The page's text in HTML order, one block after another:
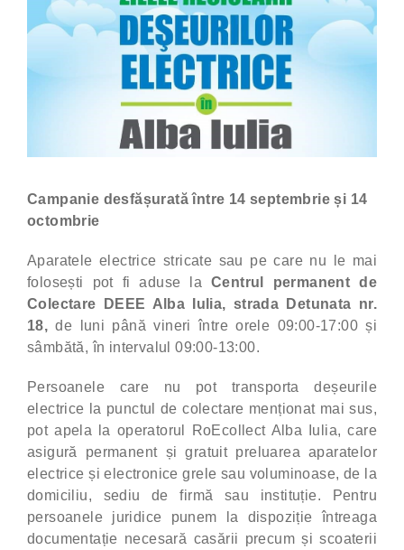
Campanie desfășurată între 14 septembrie și 14
octombrie
Aparatele electrice stricate sau pe care nu le mai
folosești pot fi aduse la Centrul permanent de
Colectare DEEE Alba Iulia, strada Detunata nr.
18,de luni până vineri între orele 09:00-17:00 și
sâmbătă, în intervalul 09:00-13:00.
Persoanele care nu pot transporta deșeurile
electrice la punctul de colectare menționat mai sus,
pot apela la operatorul RoEcollect Alba Iulia, care
asigură permanent și gratuit preluarea aparatelor
electrice și electronice grele sau voluminoase, de la
domiciliu, sediu de firmă sau instituție. Pentru
persoanele juridice punem la dispoziție întreaga
documentație necesară casării precum și scoaterii